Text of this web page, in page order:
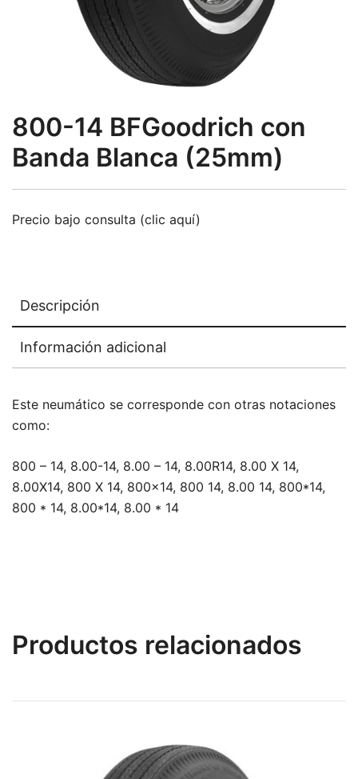
800-14 BFGoodrich con
Banda Blanca (25mm)
Precio bajo consulta (clic aquí)
Descripción
Información adicional
Este neumático se corresponde con otras notaciones
como:
800 – 14, 8.00-14, 8.00 – 14, 8.00R14, 8.00 X 14,
8.00X14, 800 X 14, 800×14, 800 14, 8.00 14, 800*14,
800 * 14, 8.00*14, 8.00 * 14
Productos relacionados